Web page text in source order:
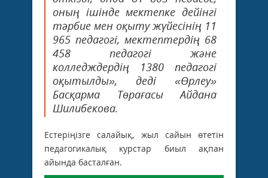
оның ішінде мектепке дейінгі
тәрбие мен оқыту жүйесінің 11
965 педагогі, мектептердің 68
458 педагогі және
колледждердің 1380 педагогі
оқытылды», деді «Өрлеу»
Басқарма Төрағасы Айдана
Шилибекова.
Естеріңізге салайық, жыл сайын өтетін
педагогикалық курстар биыл ақпан
айында басталған.